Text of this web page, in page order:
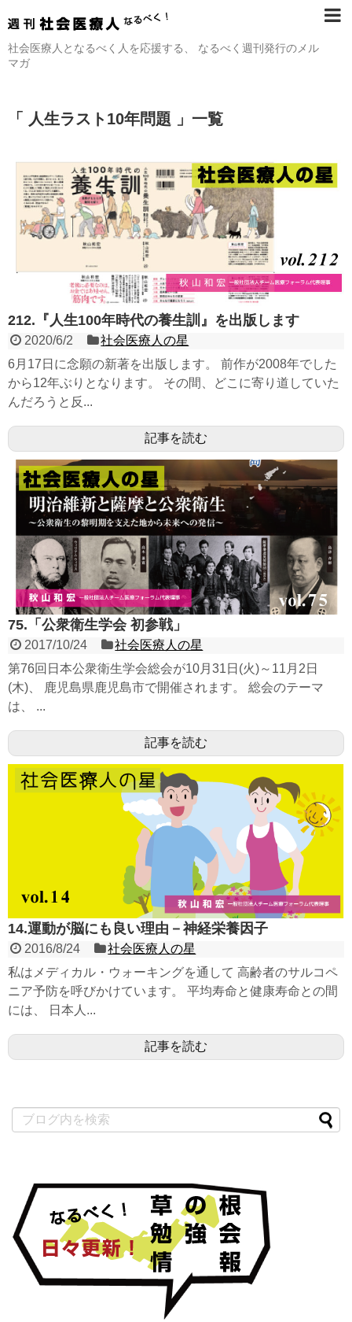
社会医療人となるべく人を応援する、 なるべく週刊発行のメル
マガ
「 人生ラスト10年問題 」一覧
212.『人生100年時代の養生訓』を出版します
2020/6/2
社会医療人の星
6月17日に念願の新著を出版します。 前作が2008年でした
から12年ぶりとなります。 その間、どこに寄り道していた
んだろうと反...
記事を読む
75.「公衆衛生学会 初参戦」
2017/10/24
社会医療人の星
第76回日本公衆衛生学会総会が10月31日(火)～11月2日
(木)、 鹿児島県鹿児島市で開催されます。 総会のテーマ
は、 ...
記事を読む
14.運動が脳にも良い理由－神経栄養因子
2016/8/24
社会医療人の星
私はメディカル・ウォーキングを通して 高齢者のサルコペ
ニア予防を呼びかけています。 平均寿命と健康寿命との間
には、 日本人...
記事を読む